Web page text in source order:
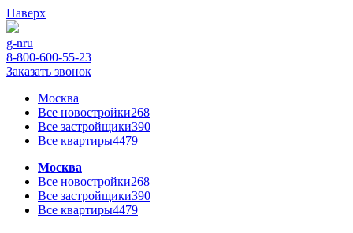
Наверх
g-nru
8-800-600-55-23
Заказать звонок
Москва
Все новостройки268
Все застройщики390
Все квартиры4479
Москва
Все новостройки268
Все застройщики390
Все квартиры4479